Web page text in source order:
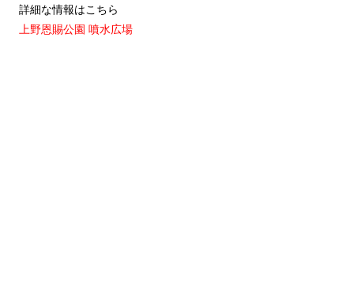
詳細な情報はこちら
上野恩賜公園 噴水広場